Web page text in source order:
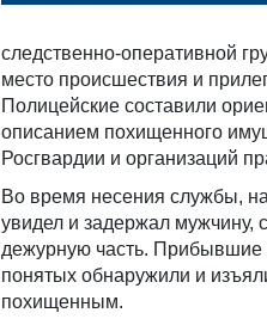
следственно-оперативной
место происшествия и
Полицейские составили
описанием похищенного
Росгвардии и организаций
Во время несения службы,
увидел и задержал
дежурную часть. Прибывшие
понятых обнаружили и
похищенным.